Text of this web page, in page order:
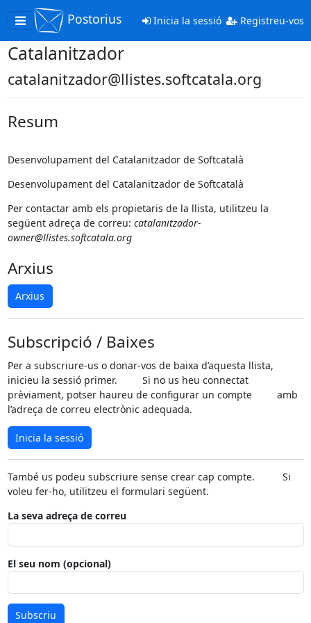
Toggle
navigation
Postorius Inicia la sessió Registreu-vos
Catalanitzador
catalanitzador@llistes.softcatala.org
Resum
Desenvolupament del Catalanitzador de Softcatalà
Desenvolupament del Catalanitzador de Softcatalà
Per contactar amb els propietaris de la llista, utilitzeu la
següent adreça de correu: catalanitzador-
owner@llistes.softcatala.org
Arxius
Arxius
Subscripció / Baixes
Per a subscriure-us o donar-vos de baixa d’aquesta llista,
inicieu la sessió primer. Si no us heu connectat
prèviament, potser haureu de configurar un compte amb
l’adreça de correu electrònic adequada.
Inicia la sessió
També us podeu subscriure sense crear cap compte. Si
voleu fer-ho, utilitzeu el formulari següent.
La seva adreça de correu
El seu nom (opcional)
Subscriu